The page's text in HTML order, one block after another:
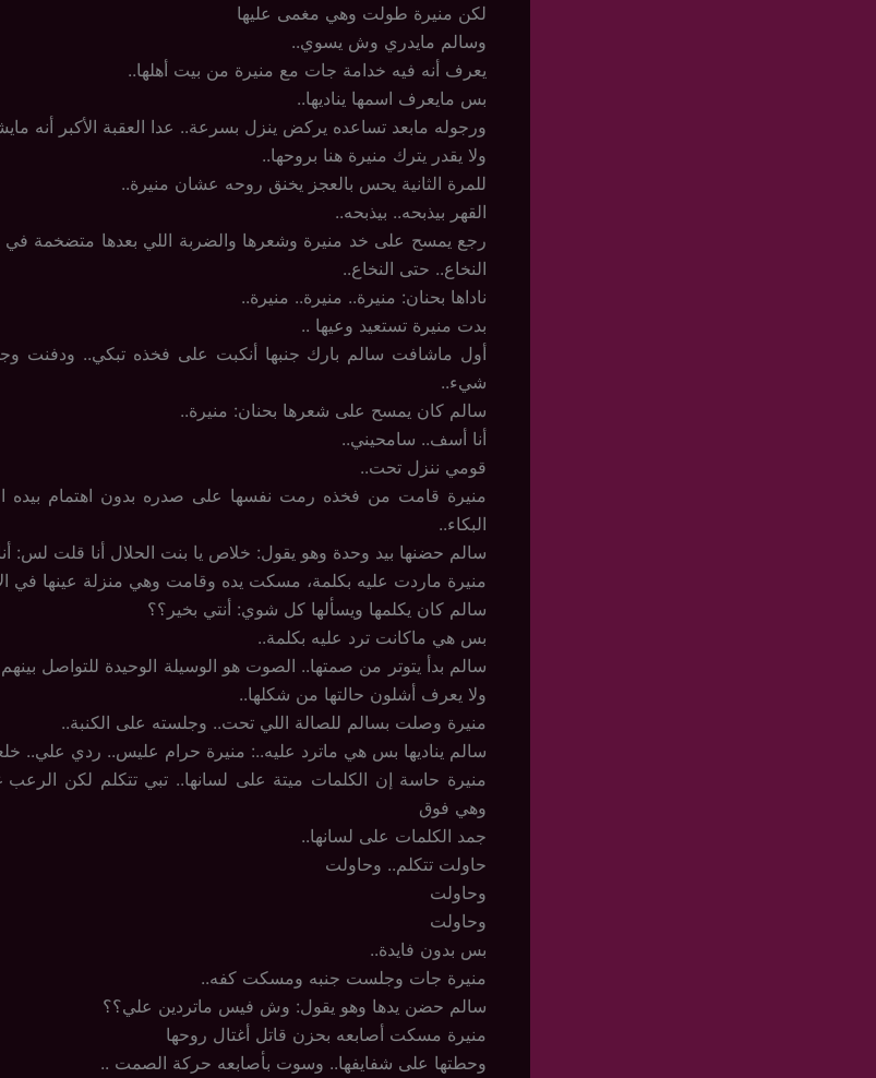
لكن منيرة طولت وهي مغمى عليها
وسالم مايدري وش يسوي..
يعرف أنه فيه خدامة جات مع منيرة من بيت أهلها..
بس مايعرف اسمها يناديها..
ورجوله مابعد تساعده يركض ينزل بسرعة.. عدا العقبة الأكبر أنه
ولا يقدر يترك منيرة هنا بروحها..
للمرة الثانية يحس بالعجز يخنق روحه عشان منيرة..
القهر بيذبحه.. بيذبحه..
رجع يمسح على خد منيرة وشعرها والضربة اللي بعدها متضخمة
النخاع.. حتى النخاع..
ناداها بحنان: منيرة.. منيرة.. منيرة..
بدت منيرة تستعيد وعيها ..
أول ماشافت سالم بارك جنبها أنكبت على فخذه تبكي.. ودفنت
شيء..
سالم كان يمسح على شعرها بحنان: منيرة..
أنا أسف.. سامحيني..
قومي ننزل تحت..
منيرة قامت من فخذه رمت نفسها على صدره بدون اهتمام
البكاء..
سالم حضنها بيد وحدة وهو يقول: خلاص يا بنت الحلال أنا قلت لس:
منيرة ماردت عليه بكلمة، مسكت يده وقامت وهي منزلة عينها في
سالم كان يكلمها ويسألها كل شوي: أنتي بخير؟؟
بس هي ماكانت ترد عليه بكلمة..
سالم بدأ يتوتر من صمتها.. الصوت هو الوسيلة الوحيدة للتواصل
ولا يعرف أشلون حالتها من شكلها..
منيرة وصلت بسالم للصالة اللي تحت.. وجلسته على الكنبة..
سالم يناديها بس هي ماترد عليه..: منيرة حرام عليس.. ردي علي..
منيرة حاسة إن الكلمات ميتة على لسانها.. تبي تتكلم لكن
وهي فوق
جمد الكلمات على لسانها..
حاولت تتكلم.. وحاولت
وحاولت
وحاولت
بس بدون فايدة..
منيرة جات وجلست جنبه ومسكت كفه..
سالم حضن يدها وهو يقول: وش فيس ماتردين علي؟؟
منيرة مسكت أصابعه بحزن قاتل أغتال روحها
وحطتها على شفايفها.. وسوت بأصابعه حركة الصمت ..